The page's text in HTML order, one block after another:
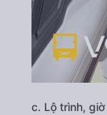
c. Lộ trình,